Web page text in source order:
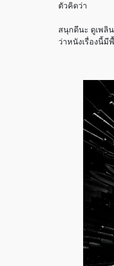
ตัวคิดว่า
สนุกดีนะ ดูเพลิ
ว่าหนังเรื่องนี้มี